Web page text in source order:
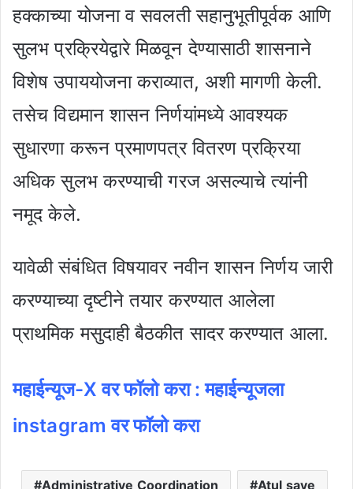
हक्काच्या योजना व सवलती सहानुभूतीपूर्वक आणि
सुलभ प्रक्रियेद्वारे मिळवून देण्यासाठी शासनाने
विशेष उपाययोजना कराव्यात, अशी मागणी केली.
तसेच विद्यमान शासन निर्णयांमध्ये आवश्यक
सुधारणा करून प्रमाणपत्र वितरण प्रक्रिया
अधिक सुलभ करण्याची गरज असल्याचे त्यांनी
नमूद केले.
यावेळी संबंधित विषयावर नवीन शासन निर्णय जारी
करण्याच्या दृष्टीने तयार करण्यात आलेला
प्राथमिक मसुदाही बैठकीत सादर करण्यात आला.
महाईन्यूज-X वर फॉलो करा : महाईन्यूजला
instagram वर फॉलो करा
Administrative Coordination Atul save